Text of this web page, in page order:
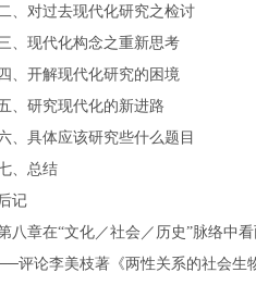
、对过去现代化研究之检讨
、现代化构念之重新思考
四、开解现代化研究的困境
、研究现代化的新进路
、具体应该研究些什么题目
、总结
记
八章在“文化／社会／历史”脉络中
评论李美枝著《两性关系的社会生